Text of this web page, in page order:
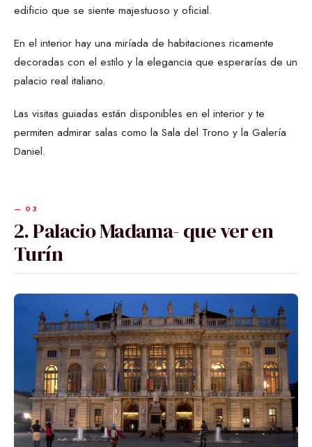
edificio que se siente majestuoso y oficial.
En el interior hay una miríada de habitaciones ricamente
decoradas con el estilo y la elegancia que esperarías de un
palacio real italiano.
Las visitas guiadas están disponibles en el interior y te
permiten admirar salas como la Sala del Trono y la Galería
Daniel.
2. Palacio Madama- que ver en
Turín